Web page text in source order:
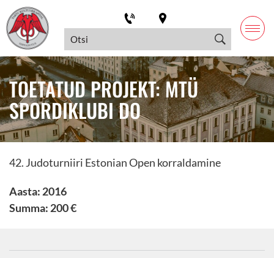
TOETATUD PROJEKT: MTÜ
SPORDIKLUBI DO
42. Judoturniiri Estonian Open korraldamine
Aasta: 2016
Summa: 200 €